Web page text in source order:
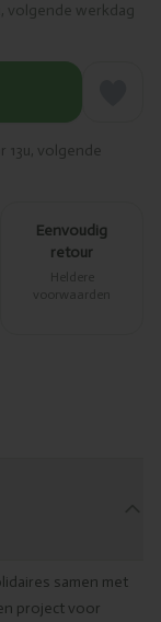
volgende werkdag
13u, volgende
Eenvoudig
retour
Heldere
voorwaarden
samen met
project voor